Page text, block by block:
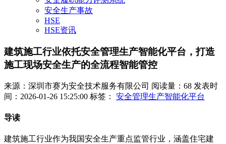
安全生产事故
HSE
HSE资讯
建筑施工行业依托安全管理生产智能化平台，打造
施工现场安全生产的全流程智能管控
来源：深圳市赛为安全技术服务有限公司 阅读量：68 发表时
间：2026-01-26 15:25:00 标签： 安全管理生产智能化平台
导读
建筑施工行业作为我国安全生产重点监管行业，涵盖住宅建